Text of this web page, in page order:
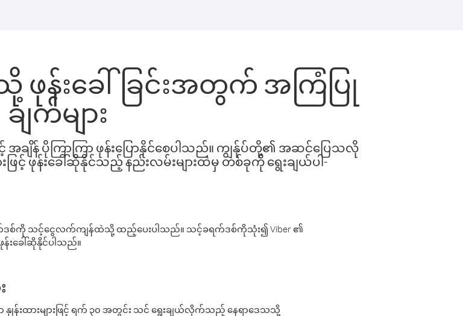
သို့ ဖုန်းခေါ်ခြင်းအတွက် အကြံပြု
ချက်များ
ချိန် ပိုကြာကြာ ဖုန်းပြောနိုင်စေပါသည်။ ကျွန်ုပ်တို့၏ အဆင်ပြေသလို
ြင့် ဖုန်းခေါ်ဆိုနိုင်သည့် နည်းလမ်းများထဲမှ တစ်ခုကို ရွေးချယ်ပါ-
စ်ကို သင့်ငွေလက်ကျန်ထဲသို့ ထည့်ပေးပါသည်။ သင့်ခရက်ဒစ်ကိုသုံး၍ Viber ၏
းခေါ်ဆိုနိုင်ပါသည်။
းထားများဖြင့် ရက် ၃၀ အတွင်း သင် ရွေးချယ်လိုက်သည့် နေရာဒေသသို့